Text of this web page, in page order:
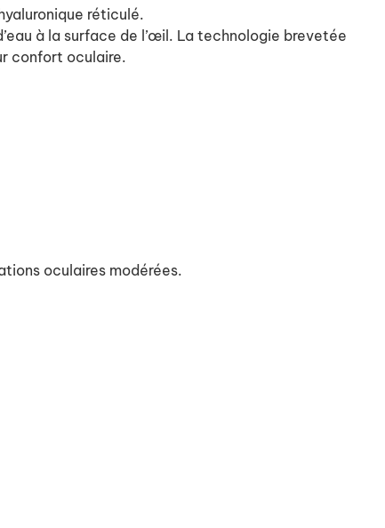
réticulé.
à la surface de l’œil. La technologie brevetée
confort oculaire.
oculaires modérées.